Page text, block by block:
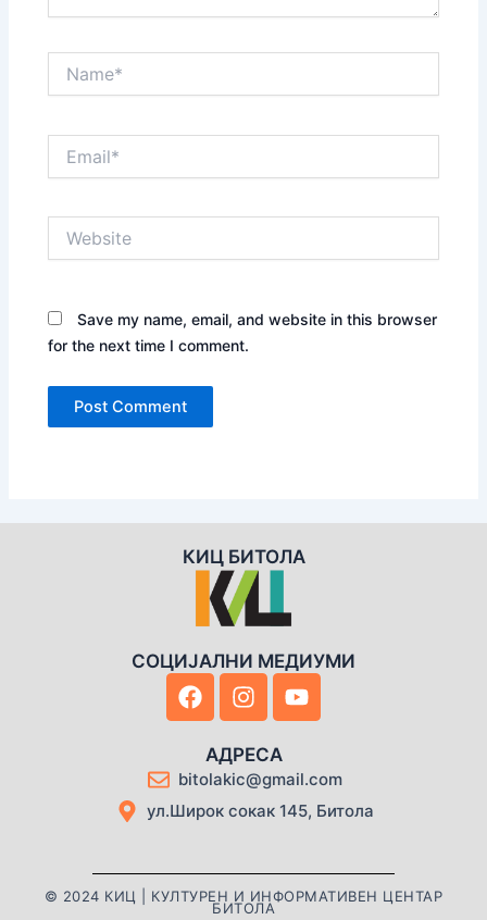
Save my name, email, and website in this browser
for the next time I comment.
КИЦ БИТОЛА
СОЦИЈАЛНИ МЕДИУМИ
F
a
b
o
o
I
n
t
a
g
m
Y
o
u
b
e
АДРЕСА
bitolakic@gmail.com
ул.Широк сокак 145, Битола
© 2024 КИЦ | КУЛТУРЕН И ИНФОРМАТИВЕН ЦЕНТАР
БИТОЛА